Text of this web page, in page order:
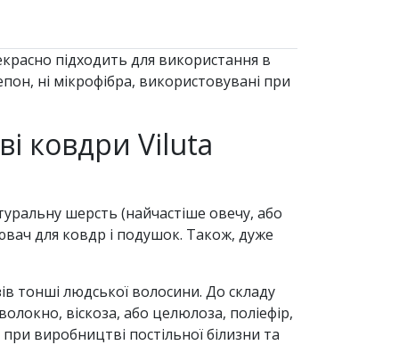
підходить для використання в
ні мікрофібра, використовувані при
ковдри Viluta
шерсть (найчастіше овечу, або
для ковдр і подушок. Також, дуже
тонші людської волосини. До складу
віскоза, або целюлоза, поліефір,
виробництві постільної білизни та